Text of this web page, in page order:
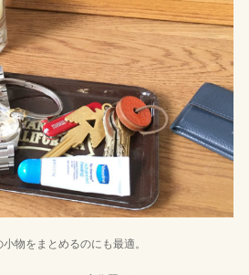
物をまとめるのにも最適。